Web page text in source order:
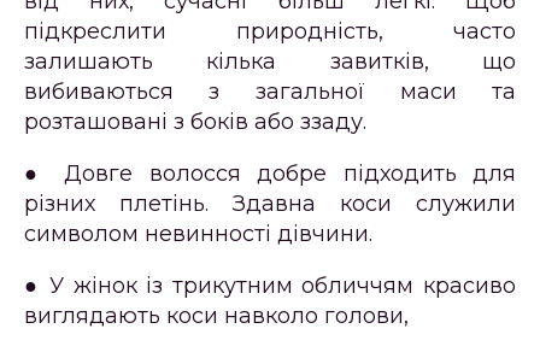
підкреслити природність, часто
залишають кілька завитків, що
вибиваються з загальної маси та
розташовані з боків або ззаду.
● Довге волосся добре підходить для
різних плетінь. Здавна коси служили
символом невинності дівчини.
● У жінок із трикутним обличчям красиво
виглядають коси навколо голови,